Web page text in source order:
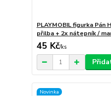
PLAYMOBIL figurka Pán
přilba + 2x nátepník /
45 Kč/ks
Novinka